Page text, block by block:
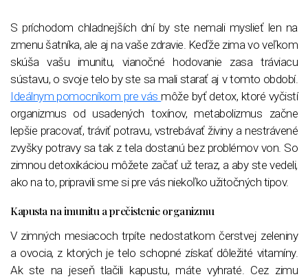
S príchodom chladnejších dní by ste nemali myslieť len na
zmenu šatníka, ale aj na vaše zdravie. Keďže zima vo veľkom
skúša vašu imunitu, vianočné hodovanie zasa tráviacu
sústavu, o svoje telo by ste sa mali starať aj v tomto období.
Ideálnym pomocníkom pre vás môže byť detox, ktoré vyčistí
organizmus od usadených toxínov, metabolizmus začne
lepšie pracovať, tráviť potravu, vstrebávať živiny a nestrávené
zvyšky potravy sa tak z tela dostanú bez problémov von. So
zimnou detoxikáciou môžete začať už teraz, a aby ste vedeli,
ako na to, pripravili sme si pre vás niekoľko užitočných tipov.
Kapusta na imunitu a prečistenie organizmu
V zimných mesiacoch trpíte nedostatkom čerstvej zeleniny
a ovocia, z ktorých je telo schopné získať dôležité vitamíny.
Ak ste na jeseň tlačili kapustu, máte vyhraté. Cez zimu